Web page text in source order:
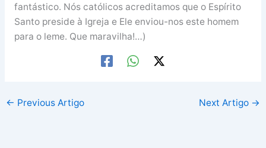
fantástico. Nós católicos acreditamos que o Espírito
Santo preside à Igreja e Ele enviou-nos este homem
para o leme. Que maravilha!…)
← Previous Artigo Next Artigo →